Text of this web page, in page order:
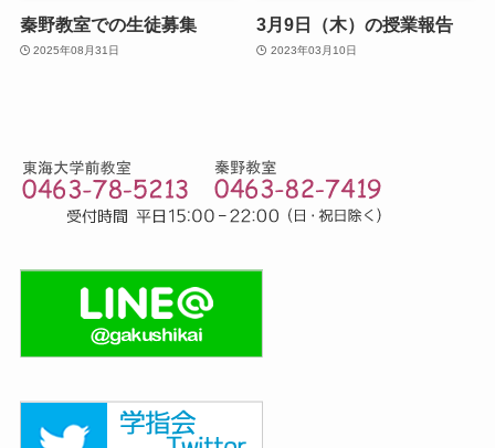
秦野教室での生徒募集
2025年08月31日
3月9日（木）の授業報告
2023年03月10日